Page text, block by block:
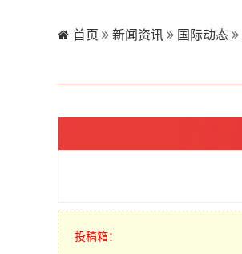
首页 新闻资讯 国际动态
投稿箱：